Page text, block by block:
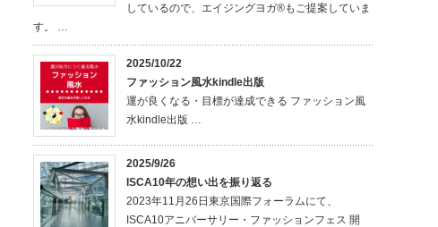
しているので、エイジングヨガ®もご提案していま
す。 …
2025/10/22
ファッション風水kindle出版
運が良くなる・目標が達成できる ファッション風
水kindle出版 …
2025/9/26
ISCA10年の想い出を振り返る
2023年11月26日東京国際フォーラムにて、
ISCA10アニバーサリー・ファッションフェス 開